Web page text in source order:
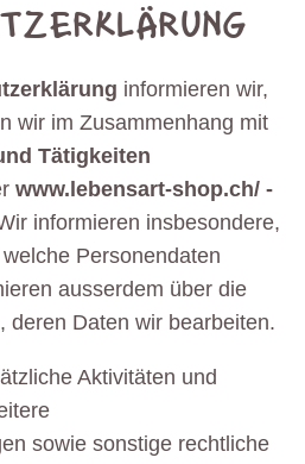
informieren wir,
wir im Zusammenhang mit
Tätigkeiten
www.lebensart-shop.ch/ -
informieren insbesondere,
Personendaten
ausserdem über die
deren Daten wir bearbeiten.
Aktivitäten und
sowie sonstige rechtliche